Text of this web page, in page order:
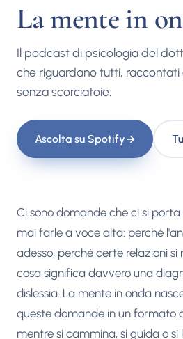
La mente in
Il podcast di psicologia del
che riguardano tutti,
senza scorciatoie.
Ascolta su Spotify→
Ci sono domande che ci si
mai farle a voce alta: perché
adesso, perché certe relazioni si
cosa significa davvero una
dislessia. La mente in onda
queste domande in un formato
mentre si cammina, si guida o si